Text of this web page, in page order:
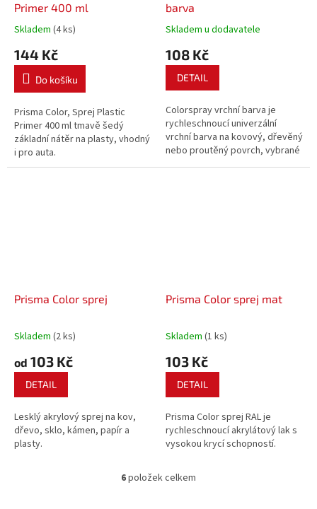
Primer 400 ml
Skladem (4 ks)
144 Kč
Do košíku
Prisma Color, Sprej Plastic
Primer 400 ml tmavě šedý
základní nátěr na plasty, vhodný
i pro auta.
barva
Skladem u dodavatele
108 Kč
DETAIL
Colorspray vrchní barva je
rychleschnoucí univerzální
vrchní barva na kovový, dřevěný
nebo proutěný povrch, vybrané
plastové povrchy, zdivo, omítky
Prisma Color sprej
Skladem (2 ks)
od 103 Kč
DETAIL
Lesklý akrylový sprej na kov,
dřevo, sklo, kámen, papír a
plasty.
Prisma Color sprej mat
Skladem (1 ks)
103 Kč
DETAIL
Prisma Color sprej RAL je
rychleschnoucí akrylátový lak s
vysokou krycí schopností.
O
6položek celkem